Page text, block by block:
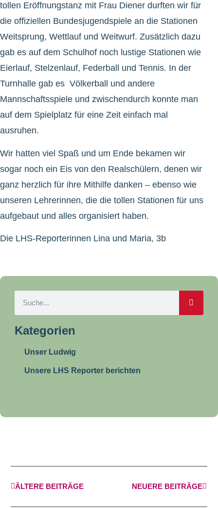
tollen Eröffnungstanz mit Frau Diener durften wir für
die offiziellen Bundesjugendspiele an die Stationen
Weitsprung, Wettlauf und Weitwurf. Zusätzlich dazu
gab es auf dem Schulhof noch lustige Stationen wie
Eierlauf, Stelzenlauf, Federball und Tennis. In der
Turnhalle gab es Völkerball und andere
Mannschaftsspiele und zwischendurch konnte man
auf dem Spielplatz für eine Zeit einfach mal
ausruhen.
Wir hatten viel Spaß und um Ende bekamen wir
sogar noch ein Eis von den Realschülern, denen wir
ganz herzlich für ihre Mithilfe danken – ebenso wie
unseren Lehrerinnen, die die tollen Stationen für uns
aufgebaut und alles organisiert haben.
Die LHS-Reporterinnen Lina und Maria, 3b
Kategorien
Unser Ludwig
Unsere LHS Reporter berichten
ÄLTERE BEITRÄGE NEUERE BEITRÄGE